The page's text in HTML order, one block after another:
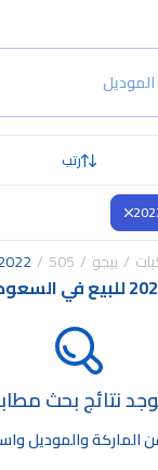
رتب
بيجو 505
نتائج بحث
الماركة والموديل